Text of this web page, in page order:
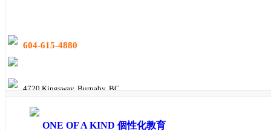
604-615-4880
4720 Kingsway, Burnaby, BC
ONE OF A KIND 個性化教育